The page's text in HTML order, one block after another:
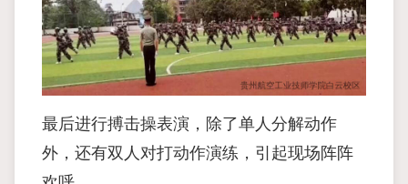
最后进行搏击操表演，除了单人分解动作
外，还有双人对打动作演练，引起现场阵阵